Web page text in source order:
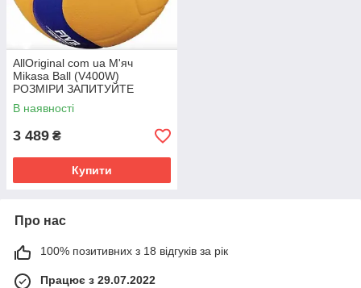
AllOriginal com ua М'яч
Mikasa Ball (V400W)
РОЗМІРИ ЗАПИТУЙТЕ
В наявності
3 489 ₴
Купити
Про нас
100% позитивних з 18 відгуків за рік
Працює з 29.07.2022